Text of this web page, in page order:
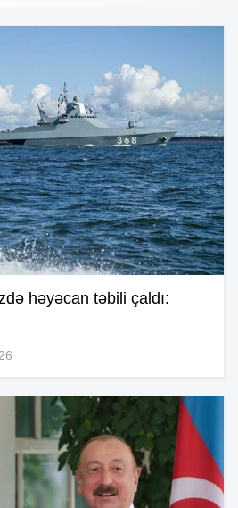
həyəcan təbili çaldı: